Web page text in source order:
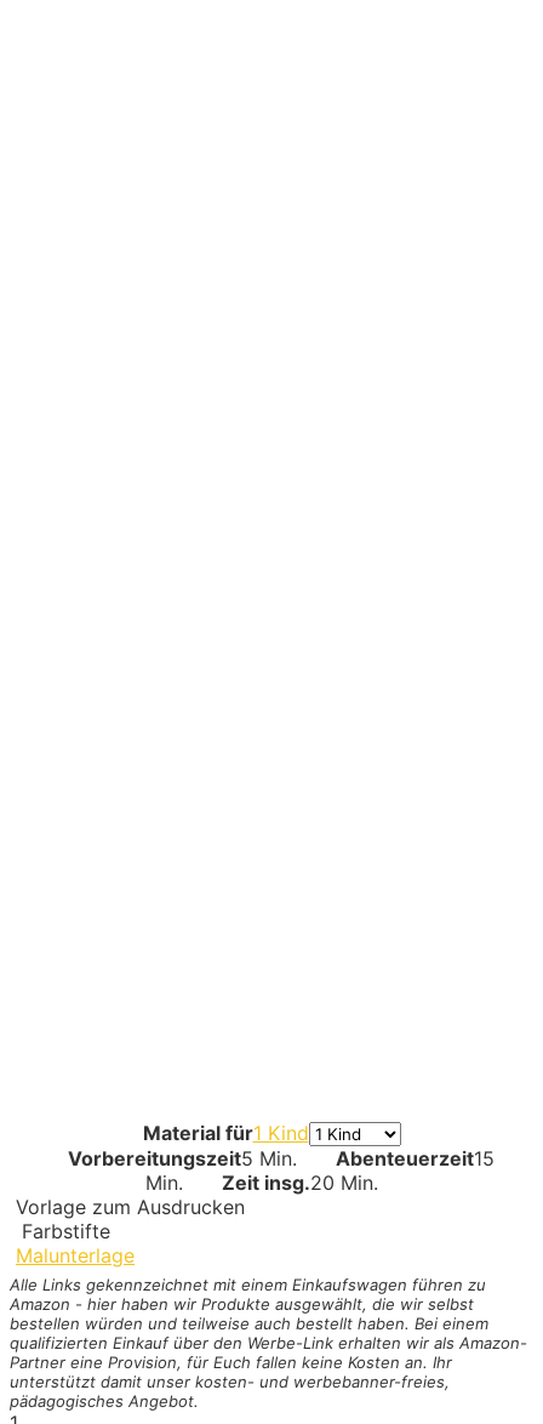
Material für1 Kind
Vorbereitungszeit5 Min. Abenteuerzeit15
Min.
Zeit insg.20 Min.
Vorlage zum Ausdrucken
Farbstifte
Malunterlage
Alle Links gekennzeichnet mit einem Einkaufswagen führen zu
Amazon - hier haben wir Produkte ausgewählt, die wir selbst
bestellen würden und teilweise auch bestellt haben. Bei einem
qualifizierten Einkauf über den Werbe-Link erhalten wir als Amazon-
Partner eine Provision, für Euch fallen keine Kosten an. Ihr
unterstützt damit unser kosten- und werbebanner-freies,
pädagogisches Angebot.